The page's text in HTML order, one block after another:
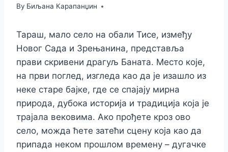
By Биљана Карапанџин
Тараш, мало село на обали Тисе, између
Новог Сада и Зрењанина, представља
прави скривени драгуљ Баната. Место које,
на први поглед, изгледа као да је изашло из
неке старе бајке, где се спајају мирна
природа, дубока историја и традиција која је
трајала вековима. Ако прођете кроз ово
село, можда ћете затећи сцену која као да
припада неком прошлом времену – дугачке